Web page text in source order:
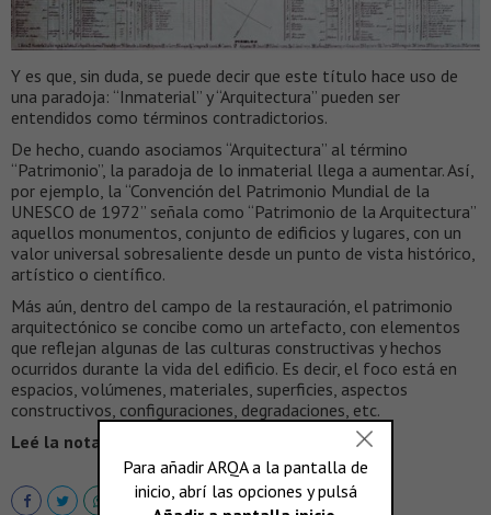
Y es que, sin duda, se puede decir que este título hace uso de
una paradoja: “Inmaterial” y “Arquitectura” pueden ser
entendidos como términos contradictorios.
De hecho, cuando asociamos “Arquitectura” al término
“Patrimonio”, la paradoja de lo inmaterial llega a aumentar. Así,
por ejemplo, la “Convención del Patrimonio Mundial de la
UNESCO de 1972” señala como “Patrimonio de la Arquitectura”
aquellos monumentos, conjunto de edificios y lugares, con un
valor universal sobresaliente desde un punto de vista histórico,
artístico o científico.
Más aún, dentro del campo de la restauración, el patrimonio
arquitectónico se concibe como un artefacto, con elementos
que reflejan algunas de las culturas constructivas y hechos
ocurridos durante la vida del edificio. Es decir, el foco está en
espacios, volúmenes, materiales, superficies, aspectos
constructivos, configuraciones, degradaciones, etc.
Leé la nota completa en >